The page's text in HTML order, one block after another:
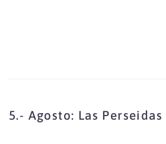
5.- Agosto: Las Perseidas